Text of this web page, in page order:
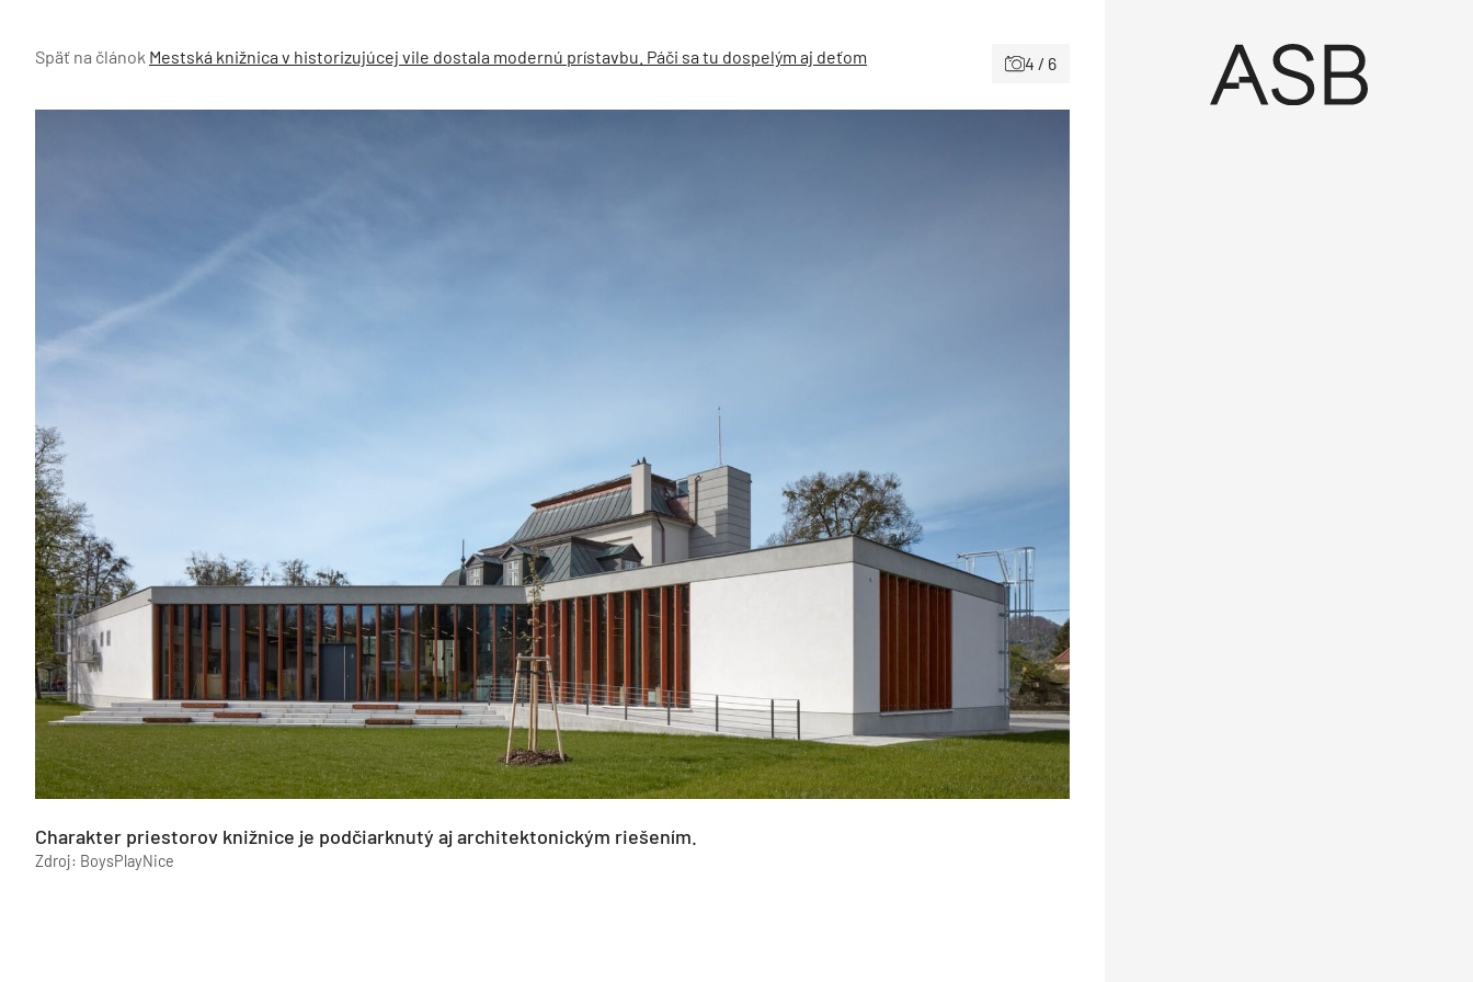
Späť na článok Mestská knižnica v historizujúcej vile dostala modernú prístavbu. Páči sa tu dospelým aj deťom 4 / 6
Charakter priestorov knižnice je podčiarknutý aj architektonickým riešením.
Zdroj: BoysPlayNice